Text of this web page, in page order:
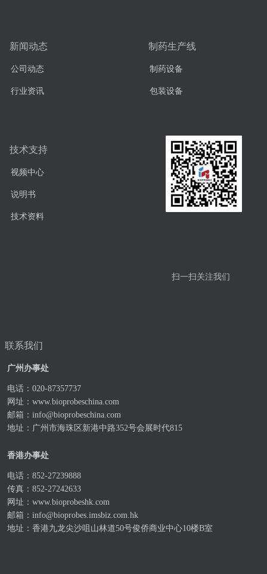
制药生产线
制药设备
包装设备
技术支持
视频中心
说明书
技术资料
新闻动态
公司动态
行业资讯
联系我们
扫一扫关注我们
广州办事处
电话：020-87357737
网址： www.bioprobeschina.com
邮箱： info@bioprobeschina.com
地址：广州市海珠区新港中路352号会展时代815
香港办事处
电话：852-27239888
传真：852-27242633
网址： www.bioprobeshk.com
邮箱： info@bioprobes.imsbiz.com.hk
地址：香港九龙尖沙咀山林道50号俊侨商业中心10楼B室